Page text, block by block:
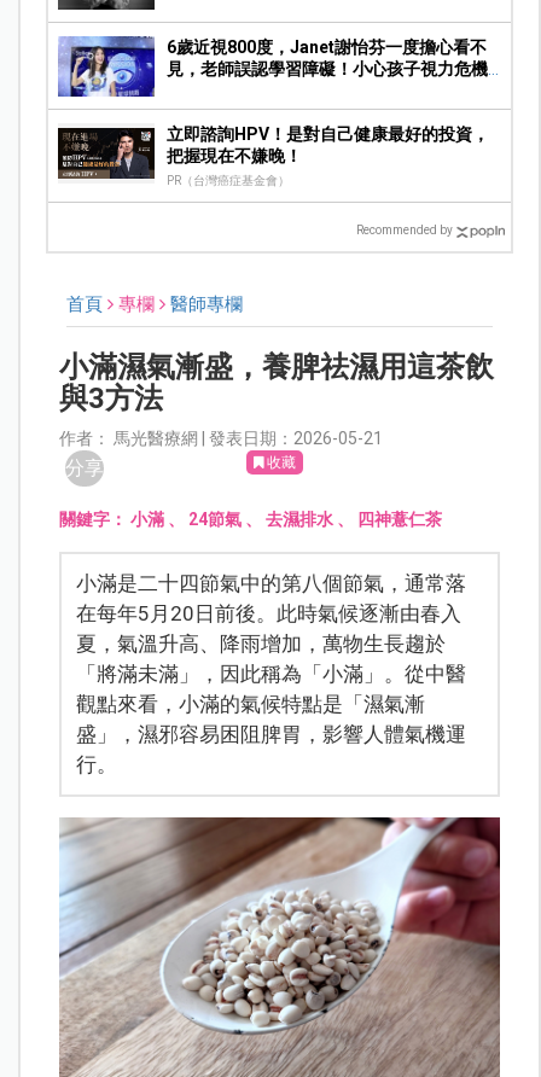
6歲近視800度，Janet謝怡芬一度擔心看不
見，老師誤認學習障礙！小心孩子視力危機4
立即諮詢HPV！是對自己健康最好的投資，
把握現在不嫌晚！
PR（台灣癌症基金會）
Recommended by
首頁 專欄 醫師專欄
小滿濕氣漸盛，養脾祛濕用這茶飲
與3方法
作者： 馬光醫療網 | 發表日期：2026-05-21
分享 收藏
關鍵字：小滿 、 24節氣 、去濕排水 、 四神薏仁茶
小滿是二十四節氣中的第八個節氣，通常落
在每年5月20日前後。此時氣候逐漸由春入
夏，氣溫升高、降雨增加，萬物生長趨於
「將滿未滿」，因此稱為「小滿」。從中醫
觀點來看，小滿的氣候特點是「濕氣漸
盛」，濕邪容易困阻脾胃，影響人體氣機運
行。